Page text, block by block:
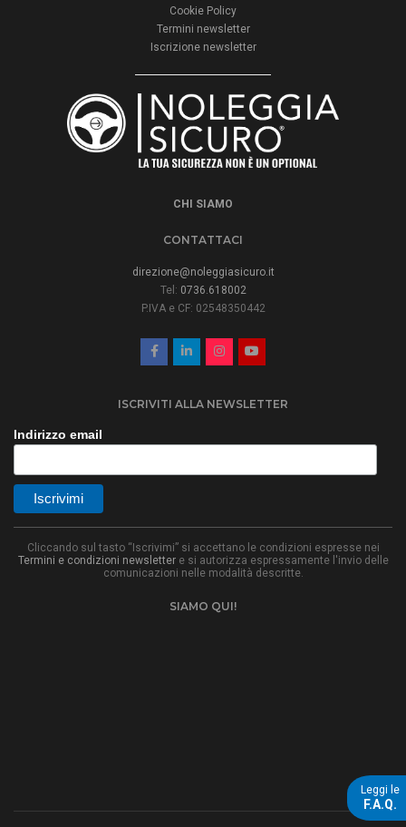
Cookie Policy
Termini newsletter
Iscrizione newsletter
CHI SIAMO
CONTATTACI
direzione@noleggiasicuro.it
Tel: 0736.618002
P.IVA e CF: 02548350442
ISCRIVITI ALLA NEWSLETTER
Indirizzo email
Cliccando sul tasto “Iscrivimi” si accettano le condizioni espresse nei
Termini e condizioni newslettere si autorizza espressamente l'invio delle
comunicazioni nelle modalità descritte.
SIAMO QUI!
Leggi le
F.A.Q.